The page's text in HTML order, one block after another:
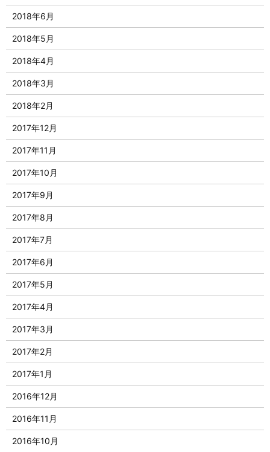
2018年6月
2018年5月
2018年4月
2018年3月
2018年2月
2017年12月
2017年11月
2017年10月
2017年9月
2017年8月
2017年7月
2017年6月
2017年5月
2017年4月
2017年3月
2017年2月
2017年1月
2016年12月
2016年11月
2016年10月